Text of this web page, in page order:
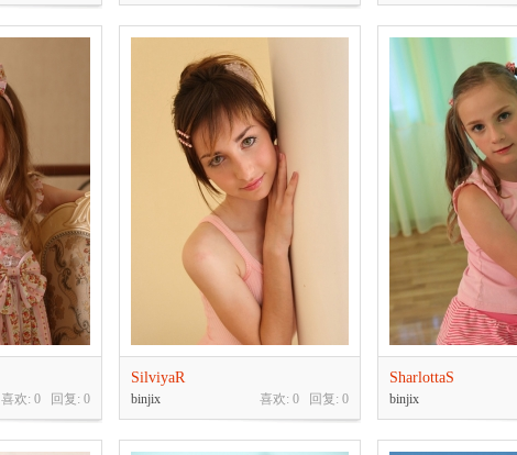
喜欢: 0 回复: 0
SilviyaR
喜欢: 0 回复: 0
binjix
SharlottaS
binjix